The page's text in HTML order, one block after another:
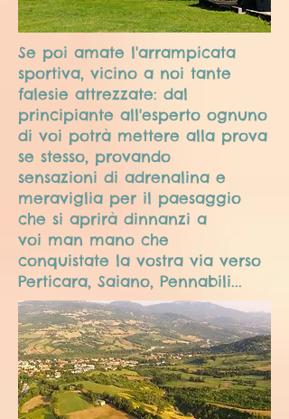
Se poi amate l'arrampicata
sportiva, vicino a noi tante
falesie attrezzate: dal
principiante all'esperto ognuno
di voi potrà mettere alla prova
se stesso, provando
sensazioni di adrenalina e
meraviglia per il paesaggio
che si aprirà dinnanzi a
voi man mano che
conquistate la vostra via verso
Perticara, Saiano, Pennabili...